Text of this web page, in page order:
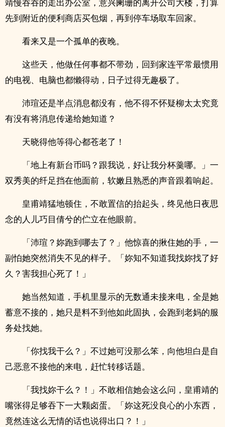
先到附近的便利商店买包烟，再到停车场取车回家。
看来又是一个孤单的夜晚。
这些天，他做任何事都不带劲，回到家连平常最惯用
的电视、电脑也都懒得动，日子过得无趣极了。
沛瑄还是半点消息都没有，他不得不怀疑柳太太究竟
有没有将消息传递给她知道？
天晓得他等得心都苍老了！
「地上有新台币吗？跟我说，好让我分杯羹哪。」一
双秀美的纤足挡在他面前，软嫩且熟悉的声音跟着响起。
皇甫靖猛地顿住，不敢置信的抬起头，终见他日夜思
念的人儿巧目倩兮的伫立在他眼前。
「沛瑄？妳跑到哪去了？」他惊喜的揪住她的手，一
副怕她突然消失不见的样子。「妳知不知道我找妳找了好
久？害我担心死了！」
她当然知道，手机里显示的无数通未接来电，全是她
蓄意不接的，她只是料不到他如此固执，会跑到老妈的服
务处找她。
「你找我干么？」不过她可没那么笨，向他坦白是自
己恶意不接他的来电，赶忙转移话题。
「我找妳干么？！」不敢相信她会这么问，皇甫靖的
嘴张得足够吞下一大颗卤蛋。「妳这死没良心的小东西，
竟然连这么无情的话也说得出口？！」